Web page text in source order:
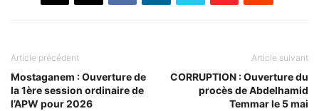
Article précédent
Mostaganem : Ouverture de
la 1ère session ordinaire de
l’APW pour 2026
Article suivant
CORRUPTION : Ouverture du
procès de Abdelhamid
Temmar le 5 mai